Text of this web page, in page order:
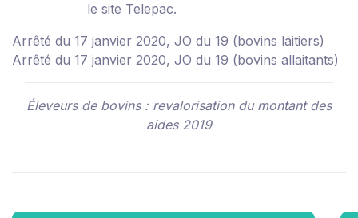
le site Telepac.
Arrêté du 17 janvier 2020, JO du 19 (bovins laitiers)
Arrêté du 17 janvier 2020, JO du 19 (bovins allaitants)
Éleveurs de bovins : revalorisation du montant des
aides 2019